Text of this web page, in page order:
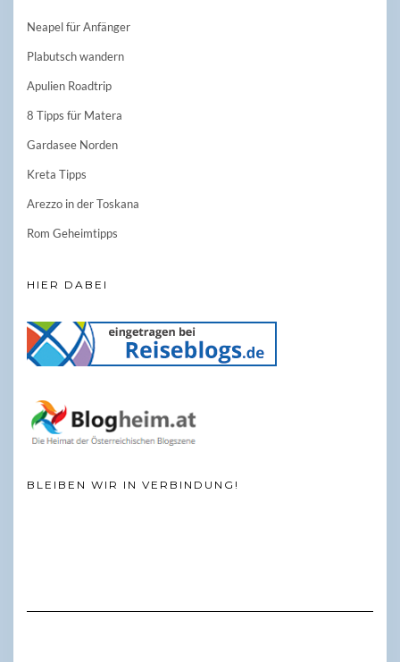
Neapel für Anfänger
Plabutsch wandern
Apulien Roadtrip
8 Tipps für Matera
Gardasee Norden
Kreta Tipps
Arezzo in der Toskana
Rom Geheimtipps
HIER DABEI
BLEIBEN WIR IN VERBINDUNG!